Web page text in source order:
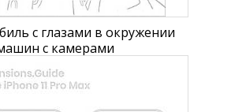
с глазами в окружении
с камерами